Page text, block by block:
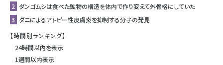
2 ダンゴムシは食べた鉱物の構造を体内で作り変えて外骨格にしていた
3 ダニによるアトピー性皮膚炎を抑制する分子の発見
【時間別ランキング】
24時間以内を表示
1週間以内表示